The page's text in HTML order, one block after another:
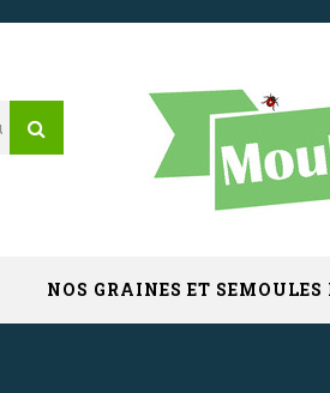
NOS GRAINES ET SEMOULES